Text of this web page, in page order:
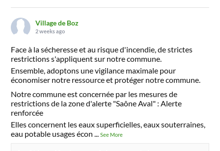
Village de Boz
2 weeks ago
Face à la sécheresse et au risque d'incendie, de strictes
restrictions s'appliquent sur notre commune.
Ensemble, adoptons une vigilance maximale pour
économiser notre ressource et protéger notre commune.
Notre commune est concernée par les mesures de
restrictions de la zone d'alerte "Saône Aval" : Alerte
renforcée
Elles concernent les eaux superficielles, eaux souterraines,
eau potable usages écon
...See More